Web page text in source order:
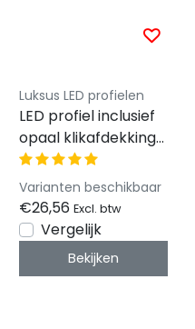
Luksus LED profielen
LED profiel inclusief
opaal klikafdekking
30 mm x 30,92 mm -
XL306ALU
Varianten beschikbaar
€26,56 Excl. btw
Vergelijk
Bekijken